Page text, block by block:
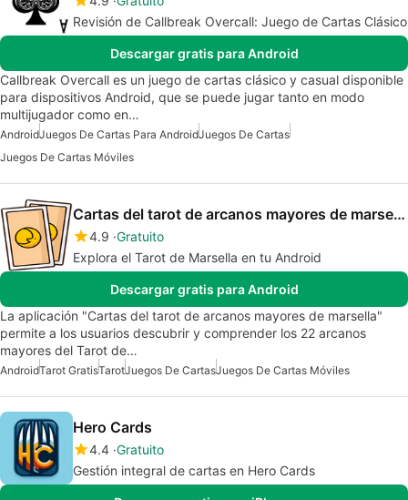
Revisión de Callbreak Overcall: Juego de Cartas Clásico
Descargar gratis para Android
Callbreak Overcall es un juego de cartas clásico y casual disponible
para dispositivos Android, que se puede jugar tanto en modo
multijugador como en…
AndroidJuegos De Cartas Para AndroidJuegos De Cartas
Juegos De Cartas Móviles
Cartas del tarot de arcanos mayores de marsella
4.9 Gratuito
Explora el Tarot de Marsella en tu Android
Descargar gratis para Android
La aplicación "Cartas del tarot de arcanos mayores de marsella"
permite a los usuarios descubrir y comprender los 22 arcanos
mayores del Tarot de…
AndroidTarot GratisTarotJuegos De CartasJuegos De Cartas Móviles
Hero Cards
4.4 Gratuito
Gestión integral de cartas en Hero Cards